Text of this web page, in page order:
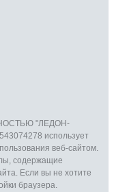
"ЛЕДОН-
использует
веб-сайтом.
содержащие
Если вы не хотите
браузера.